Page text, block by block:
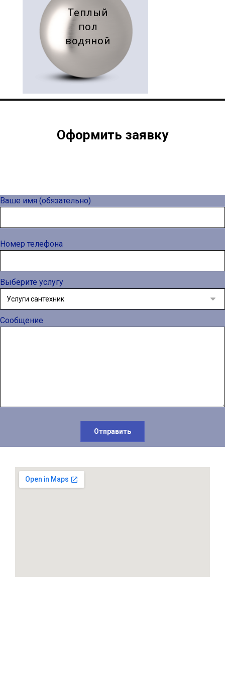
Теплый
пол
водяной
Оформить заявку
Ваше имя (обязательно)
Номер телефона
Выберите услугу
Сообщение
Отправить